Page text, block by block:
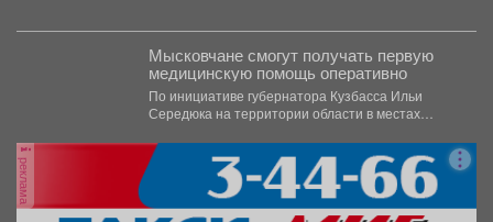
Мысковчане смогут получать первую
медицинскую помощь оперативно
По инициативе губернатора Кузбасса Ильи
Середюка на территории области в местах
реклама